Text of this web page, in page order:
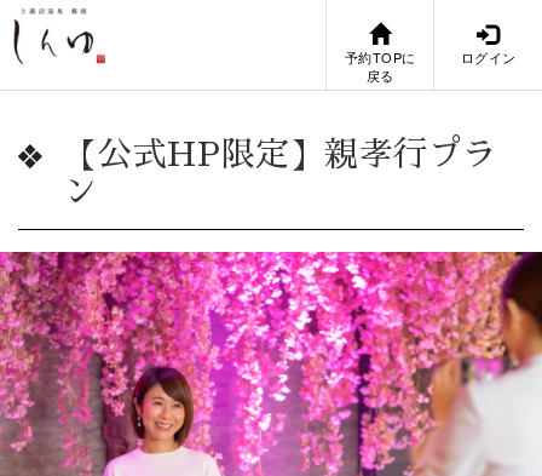
予約TOPに
戻る
ログイン
【公式HP限定】親孝行プラ
ン